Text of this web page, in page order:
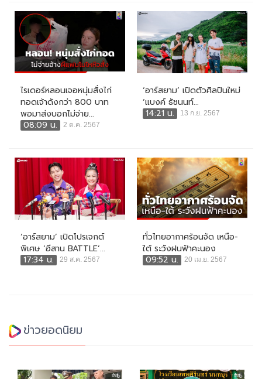
ไรเดอร์หลอนเจอหนุ่มสั่งไก่
ทอดเจ้าดังกว่า 800 บาท
พอมาส่งบอกไม่จ่าย...
08:09 น.
2 ต.ค. 2567
‘อาร์สยาม’ เปิดตัวศิลปินใหม่
‘แบงค์ ธัชนนท์...
14:21 น.
13 ก.ย. 2567
‘อาร์สยาม’ เปิดโปรเจกต์
พิเศษ ‘อีสาน BATTLE’...
17:34 น.
29 ส.ค. 2567
ทั่วไทยอากาศร้อนจัด เหนือ-
ใต้ ระวังฝนฟ้าคะนอง
09:52 น.
20 เม.ย. 2567
ข่าวยอดนิยม